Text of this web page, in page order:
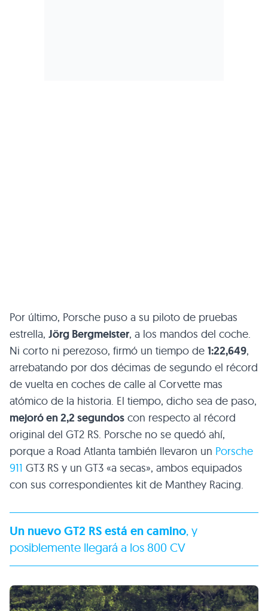
Por último, Porsche puso a su piloto de pruebas
estrella, Jörg Bergmeister, a los mandos del coche.
Ni corto ni perezoso, firmó un tiempo de 1:22,649,
arrebatando por dos décimas de segundo el récord
de vuelta en coches de calle al Corvette mas
atómico de la historia. El tiempo, dicho sea de paso,
mejoró en 2,2 segundos con respecto al récord
original del GT2 RS. Porsche no se quedó ahí,
porque a Road Atlanta también llevaron un Porsche
911 GT3 RS y un GT3 «a secas», ambos equipados
con sus correspondientes kit de Manthey Racing.
Un nuevo GT2 RS está en camino, y
posiblemente llegará a los 800 CV